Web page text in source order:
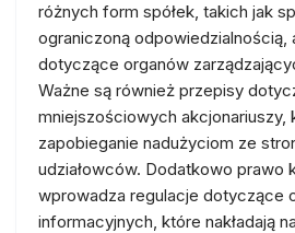
różnych form spółek, takich jak
ograniczoną odpowiedzialnością,
dotyczące organów
Ważne są również przepisy
mniejszościowych akcjonariuszy,
zapobieganie nadużyciom ze
udziałowców. Dodatkowo prawo
wprowadza regulacje dotyczące
informacyjnych, które nakładają